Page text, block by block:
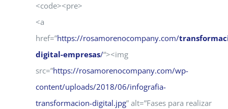
<code><pre>
<a
href=”https://rosamorenocompany.com/
digital-empresas/“><img
src=”https://rosamorenocompany.com/wp-
content/uploads/2018/06/infografia-
transformacion-digital.jpg” alt=”Fases para realizar